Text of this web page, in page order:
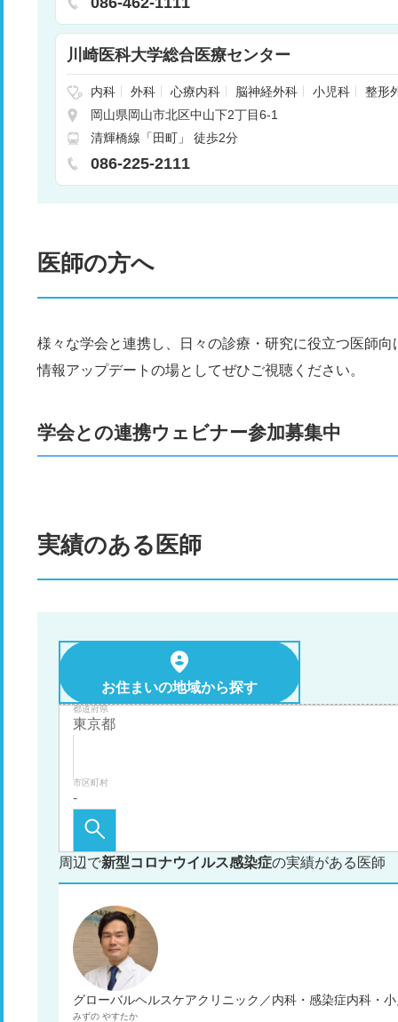
内科
糖尿病・代謝・内分泌内科
臨床検査科
病理診断科 歯科 矯正歯科
川崎医科大学総合医療センター
内科 外科 心療内科 脳神経外科 小児科
整形
膚科
泌尿器科 産婦人科 眼科
放射線科
歯科 歯科口腔外科
岡山県岡山市北区中山下2丁目6-1
清輝橋線「田町」 徒歩2分
086-225-2111
医師の方へ
様々な学会と連携し、日々の診療・研究に役立つ医師
情報アップデートの場としてぜひご視聴ください。
学会との連携ウェビナー参加募集中
実績のある医師
お住まいの地域から探す
都道府県
市区町村
周辺で新型コロナウイルス感染症の実績がある医師
みずの やすたか